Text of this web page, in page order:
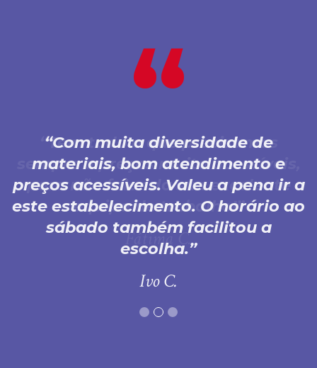
Com muita diversidade de
materiais, bom atendimento e
preços acessíveis. Valeu a pena ir a
este estabelecimento. O horário ao
sábado também facilitou a
escolha.
Ivo C.